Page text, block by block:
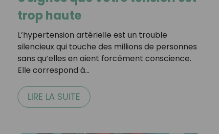
trop haute
L’hypertension artérielle est un trouble
silencieux qui touche des millions de personnes
sans qu’elles en aient forcément conscience.
Elle correspond à…
LIRE LA SUITE